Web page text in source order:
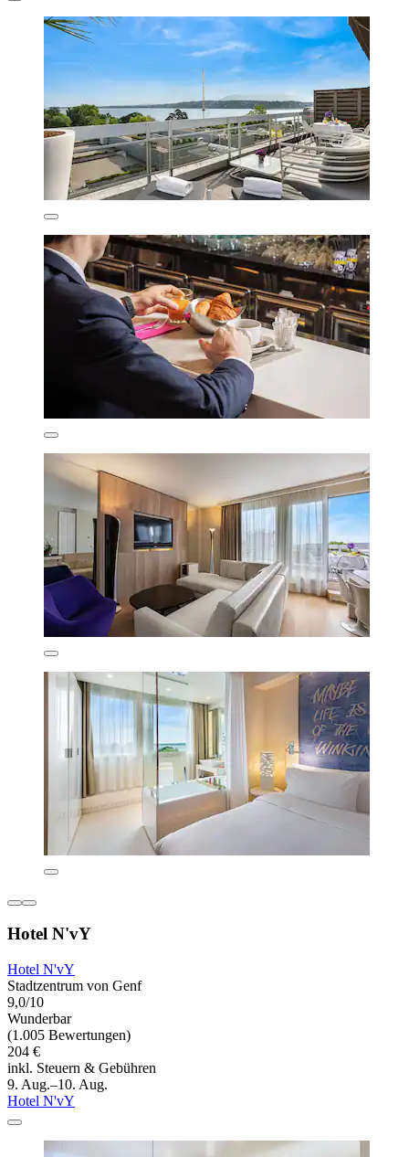
Hotel N'vY
Hotel N'vY
Stadtzentrum von Genf
9,0/10
Wunderbar
(1.005 Bewertungen)
204 €
inkl. Steuern & Gebühren
9. Aug.–10. Aug.
Hotel N'vY